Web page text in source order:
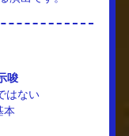
唆
はない
本